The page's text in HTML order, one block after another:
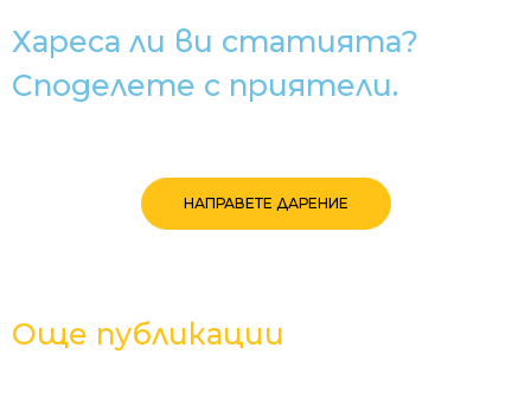
Хареса ли ви статията?
Споделете с приятели.
НАПРАВЕТЕ ДАРЕНИЕ
Още публикации